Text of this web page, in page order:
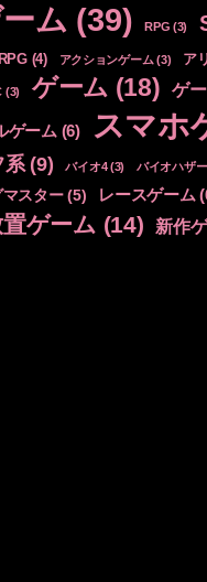
ム (39) RPG (3)
(4) アクションゲーム (3) ア
(3) ゲーム (18) ゲ
ゲーム (6) スマホ
系(9) バイオ4(3) バイオハザ
スター(5) レースゲーム
ゲーム (14) 新作